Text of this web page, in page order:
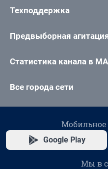
Техподдержка
Предвыборная
Статистика канала в
Все города сети
Google Play
Мы в